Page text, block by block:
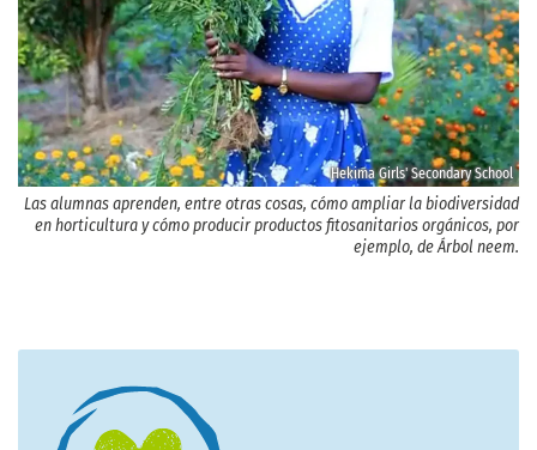
Hekima Girls' Secondary School
Las alumnas aprenden, entre otras cosas, cómo ampliar la biodiversidad
en horticultura y cómo producir productos fitosanitarios orgánicos, por
ejemplo, de Árbol neem.